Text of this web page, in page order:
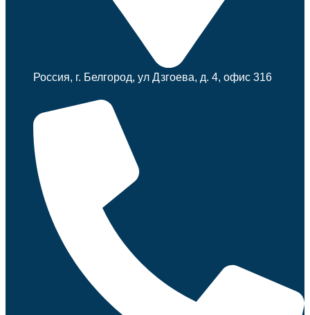
Россия, г. Белгород, ул Дзгоева, д. 4, офис 316